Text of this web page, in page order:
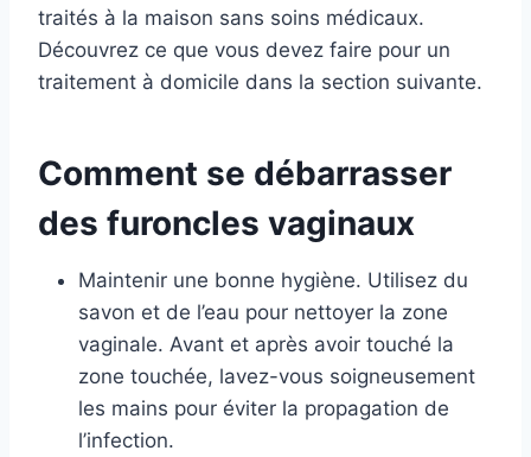
traités à la maison sans soins médicaux.
Découvrez ce que vous devez faire pour un
traitement à domicile dans la section suivante.
Comment se débarrasser
des furoncles vaginaux
Maintenir une bonne hygiène. Utilisez du
savon et de l’eau pour nettoyer la zone
vaginale. Avant et après avoir touché la
zone touchée, lavez-vous soigneusement
les mains pour éviter la propagation de
l’infection.